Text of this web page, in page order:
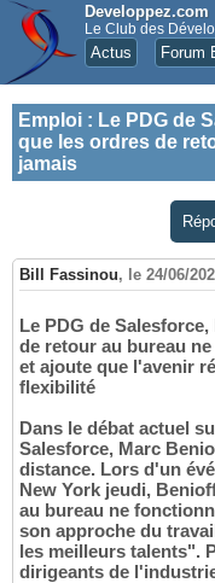
Developpez.com
Le Club des
Actus Forum
Emploi : Le PDG de
que les ordres de
jamais
Bill Fassinou, le 24/06/
Le PDG de
de retour au bureau
et ajoute que l'avenir
flexibilité
Dans le débat actuel
Salesforce, Marc
distance. Lors d'un
New York jeudi,
au bureau ne
son approche du
les meilleurs talents".
dirigeants de